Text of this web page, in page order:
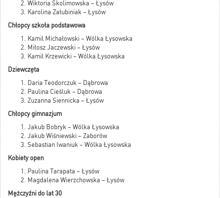
Wiktoria Skolimowska – Łysów
Karolina Załubiniak – Łysów
Chłopcy szkoła podstawowa
Kamil Michałowski – Wólka Łysowska
Miłosz Jaczewski – Łysów
Kamil Krzewicki – Wólka Łysowska
Dziewczęta
Daria Teodorczuk – Dąbrowa
Paulina Cieśluk – Dąbrowa
Zuzanna Siennicka – Łysów
Chłopcy gimnazjum
Jakub Bobryk – Wólka Łysowska
Jakub Wiśniewski – Zaborów
Sebastian Iwaniuk – Wólka Łysowska
Kobiety open
Paulina Tarapata – Łysów
Magdalena Wierzchowska – Łysów
Mężczyźni do lat 30